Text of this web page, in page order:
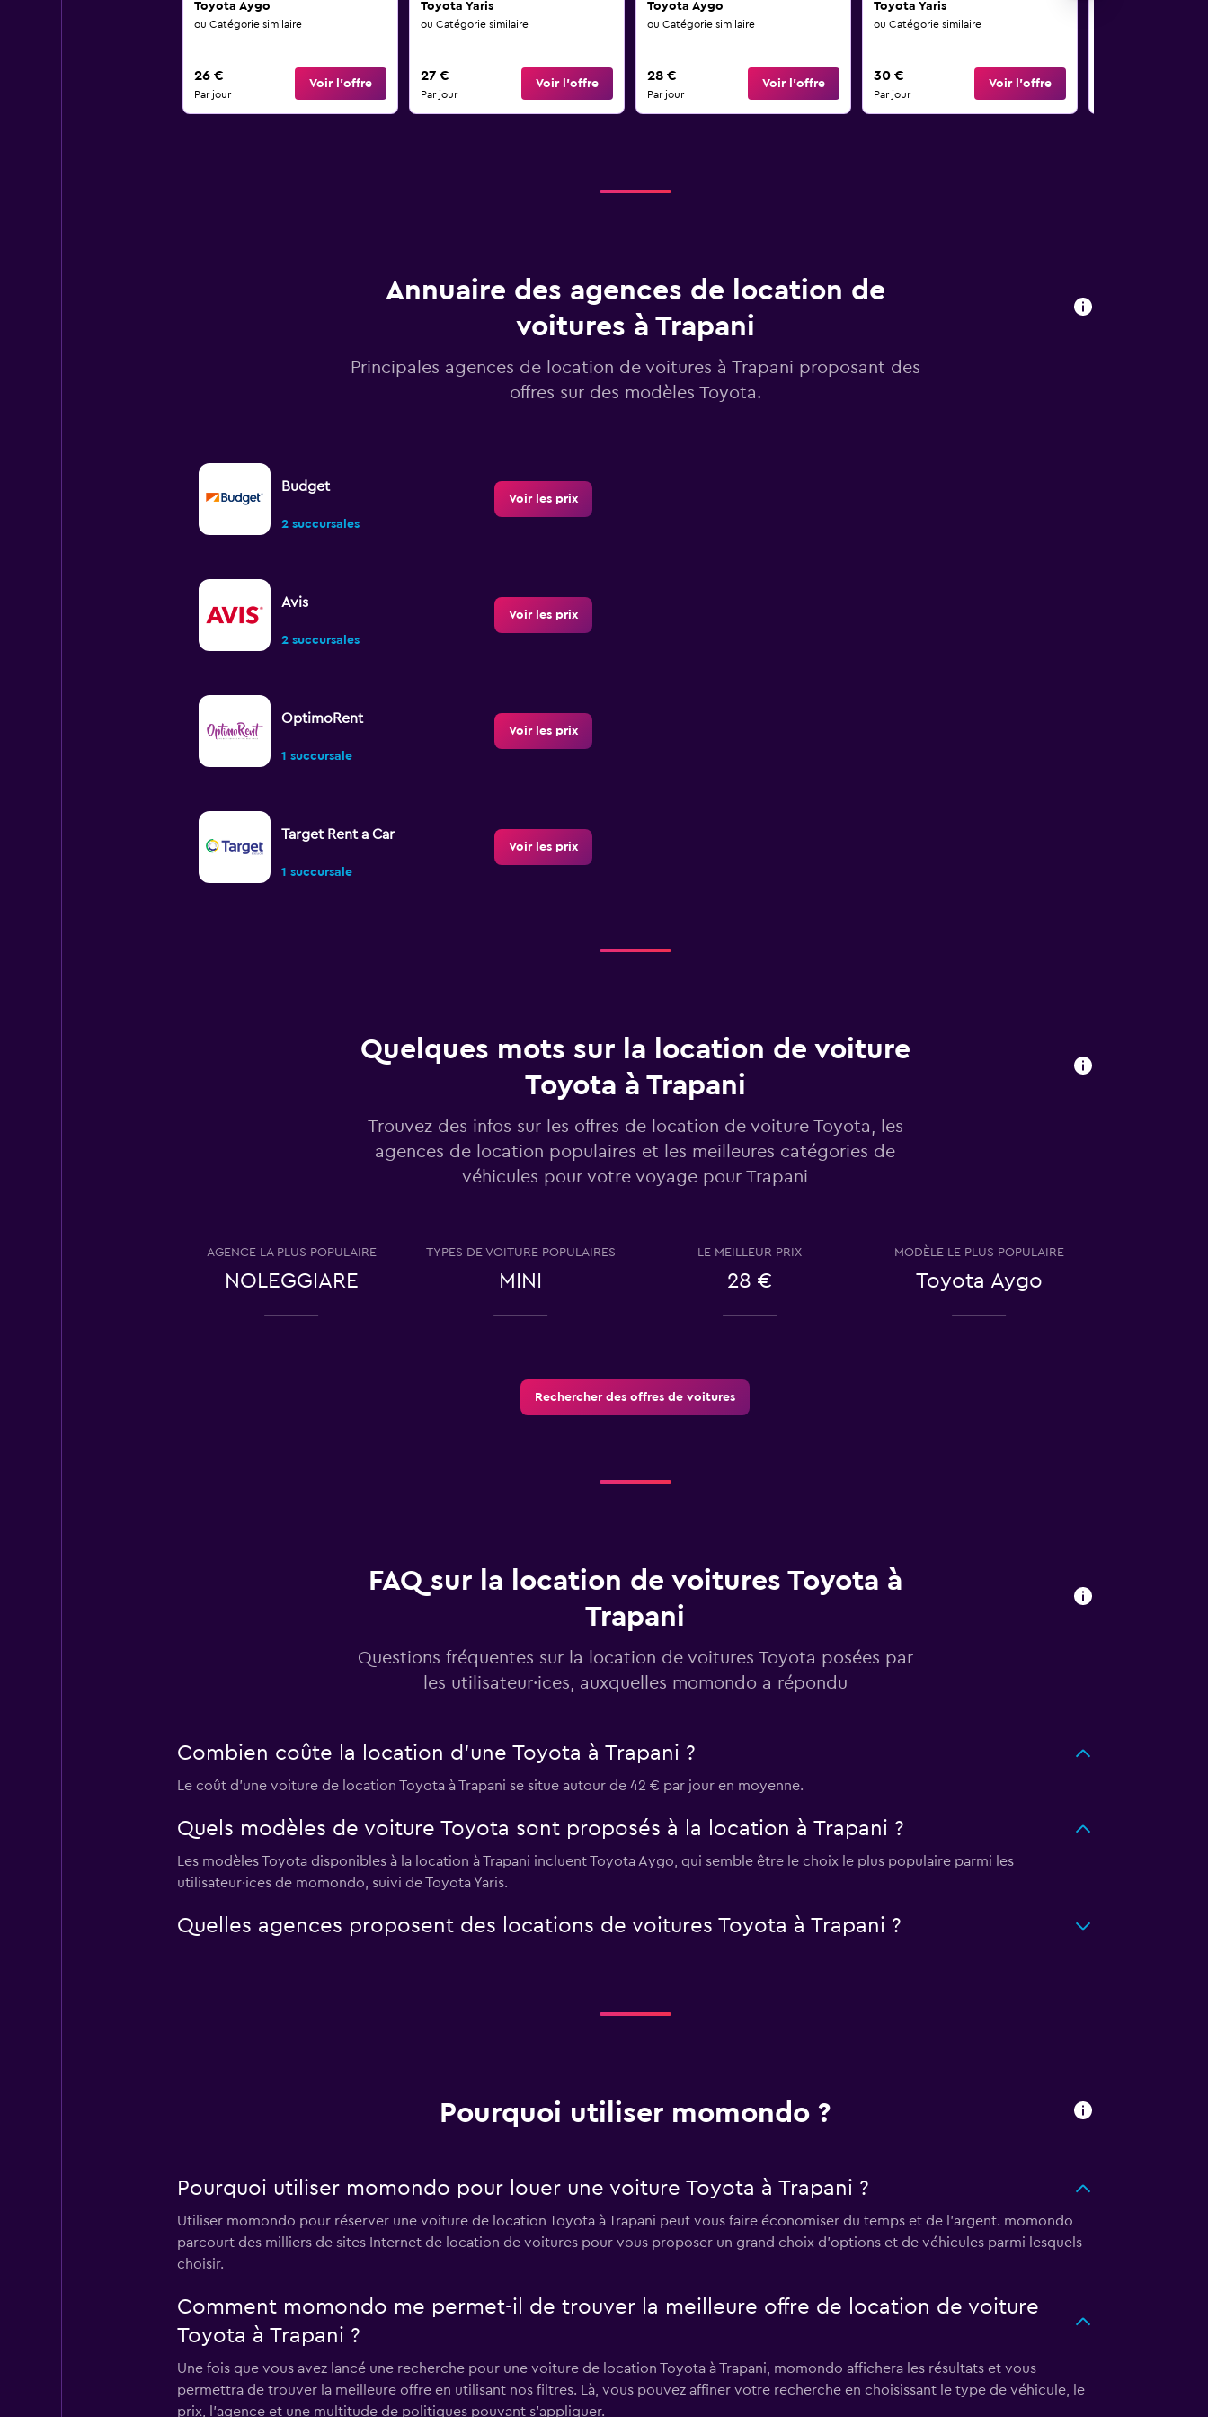
Toyota Aygo
ou Catégorie similaire
26 €
Par jour
Voir l’offre
Toyota Yaris
ou Catégorie similaire
27 €
Par jour
Voir l’offre
Toyota Aygo
ou Catégorie similaire
28 €
Par jour
Voir l’offre
Toyota Yaris
ou Catégorie similaire
30 €
Par jour
Voir l’offre
Annuaire des agences de location de
voitures à Trapani
Principales agences de location de voitures à Trapani proposant des
offres sur des modèles Toyota.
Budget
2 succursales
Voir les prix
Avis
2 succursales
Voir les prix
OptimoRent
1 succursale
Voir les prix
Target Rent a Car
1 succursale
Voir les prix
Voir les prix
Quelques mots sur la location de voiture
Toyota à Trapani
Trouvez des infos sur les offres de location de voiture Toyota, les
agences de location populaires et les meilleures catégories de
véhicules pour votre voyage pour Trapani
AGENCE LA PLUS POPULAIRE
NOLEGGIARE
TYPES DE VOITURE POPULAIRES
MINI
LE MEILLEUR PRIX
28 €
MODÈLE LE PLUS POPULAIRE
Toyota Aygo
Rechercher des offres de voitures
FAQ sur la location de voitures Toyota à
Trapani
Questions fréquentes sur la location de voitures Toyota posées par
les utilisateur·ices, auxquelles momondo a répondu
Combien coûte la location d'une Toyota à Trapani ?
Le coût d'une voiture de location Toyota à Trapani se situe autour de 42 € par jour en moyenne.
Quels modèles de voiture Toyota sont proposés à la location à Trapani ?
Les modèles Toyota disponibles à la location à Trapani incluent Toyota Aygo, qui semble être le choix le plus populaire parmi les
utilisateur·ices de momondo, suivi de Toyota Yaris.
Quelles agences proposent des locations de voitures Toyota à Trapani ?
Pourquoi utiliser momondo ?
Pourquoi utiliser momondo pour louer une voiture Toyota à Trapani ?
Utiliser momondo pour réserver une voiture de location Toyota à Trapani peut vous faire économiser du temps et de l'argent. momondo
parcourt des milliers de sites Internet de location de voitures pour vous proposer un grand choix d'options et de véhicules parmi lesquels
choisir.
Comment momondo me permet-il de trouver la meilleure offre de location de voiture
Toyota à Trapani ?
Une fois que vous avez lancé une recherche pour une voiture de location Toyota à Trapani, momondo affichera les résultats et vous
permettra de trouver la meilleure offre en utilisant nos filtres. Là, vous pouvez affiner votre recherche en choisissant le type de véhicule, le
prix, l'agence et une multitude de politiques pouvant s'appliquer.